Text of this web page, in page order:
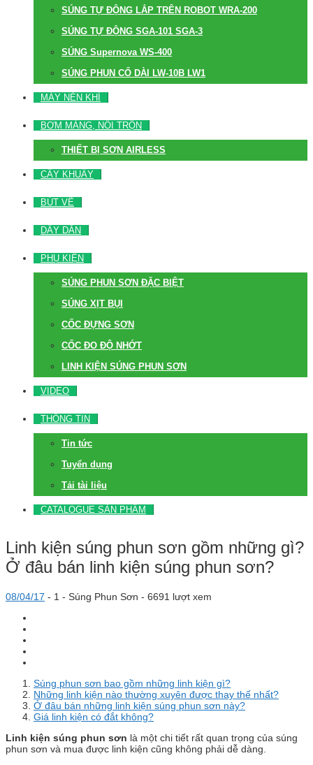
SÚNG TỰ ĐỘNG LẮP TRÊN ROBOT WRA-200
SÚNG TỰ ĐỘNG SGA-101 SGA-3
SÚNG Supernova WS-400
SÚNG PHUN CỔ DÀI LW-10B LW1
MÁY NÉN KHÍ
BƠM MÀNG, NỒI TRỘN
THIẾT BỊ SƠN AIRLESS
CÂY KHUẤY
BÚT VẼ
DÂY DẪN
PHỤ KIỆN
SÚNG PHUN SƠN ĐẶC BIỆT
SÚNG XỊT BỤI
CỐC ĐỰNG SƠN
CỐC ĐO ĐỘ NHỚT
LINH KIỆN SÚNG PHUN SƠN
VIDEO
THÔNG TIN
Tin tức
Tuyển dụng
Tải tài liệu
CATALOGUE SẢN PHẨM
Linh kiện súng phun sơn gồm những gì?
Ở đâu bán linh kiện súng phun sơn?
08/04/17 - 1 - Súng Phun Sơn - 6691 lượt xem
Súng phun sơn bao gồm những linh kiện gì?
Những linh kiện nào thường xuyên được thay thế nhất?
Ở đâu bán những linh kiện súng phun sơn này?
Giá linh kiện có đắt không?
Linh kiện súng phun sơn là một chi tiết rất quan trọng của súng
phun sơn và mua được linh kiện cũng không phải dễ dàng.